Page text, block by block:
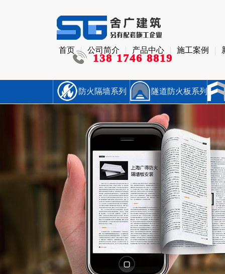
首页 公司简介 产品中心 施工案例
138 1746 8819
防火隔墙系列 隧道防火板系列